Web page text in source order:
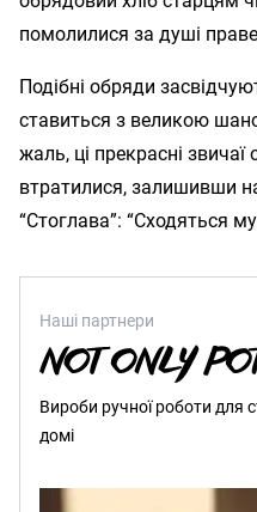
помолилися за душі
Подібні обряди
ставиться з великою
жаль, ці прекрасні
втратилися, залишивши
“Стоглава”: “Сходяться
Наші партнери
Вироби ручної роботи для
домі